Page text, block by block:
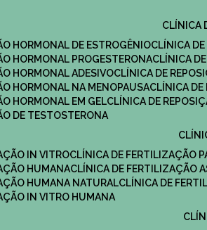
HORMONAL DE ESTROGÊNIO
CLÍNICA
HORMONAL PROGESTERONA
CLÍNICA
HORMONAL ADESIVO
CLÍNICA DE
HORMONAL NA MENOPAUSA
CLÍNICA
HORMONAL EM GEL
CLÍNICA DE
DE TESTOSTERONA
IN VITRO
CLÍNICA DE FERTILIZAÇÃO
HUMANA
CLÍNICA DE FERTILIZAÇÃO
HUMANA NATURAL
CLÍNICA DE
IN VITRO HUMANA